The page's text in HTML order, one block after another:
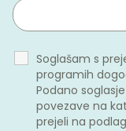
Soglašam s
programih
Podano
povezave na
prejeli na